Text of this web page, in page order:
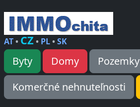
AT• CZ • PL•SK
Byty Domy
Pozemky
Komerčné nehnuteľnosti